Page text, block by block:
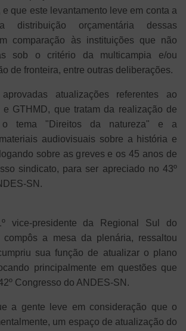
e que este levantamento leve em conta a
distribuição orçamentária dessas
comparação às instituições que não
sob o critério da multicampia e/ou
de fronteira, entre outras deliberações.
atualizações referentes ao
e GTHMD, que tratam da realização de
o tema "Direitos da natureza" e a
audiovisuais sobre a história e
sobre as greves e os 45 anos de
sindicato, para ser apreciado no 43º
SN.
vice-presidente da Regional Sul do
compôs a mesa da plenária, ressaltou
sua função de atualizar o plano
principalmente em questões que
Congresso do ANDES-SN.
a gente leve em consideração que o
um espaço de atualização do